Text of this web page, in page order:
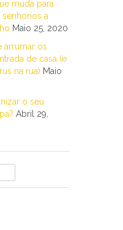
muda para
a
Maio 25, 2020
arrumar os
de casa (e
na rua) Maio
o seu
Abril 29,